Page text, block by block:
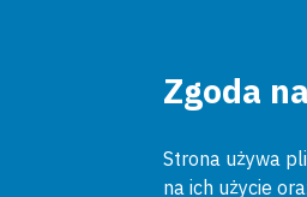
Zgoda
Strona używa
na ich użycie